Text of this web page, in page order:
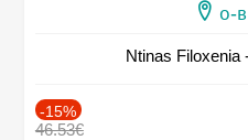
о-
Ntinas Filoxenia
-15%
46.53€